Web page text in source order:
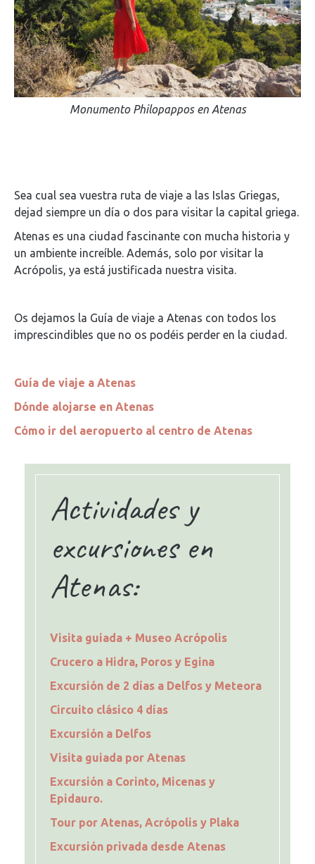
Monumento Philopappos en Atenas
Sea cual sea vuestra ruta de viaje a las Islas Griegas,
dejad siempre un día o dos para visitar la capital griega.
Atenas es una ciudad fascinante con mucha historia y
un ambiente increíble. Además, solo por visitar la
Acrópolis, ya está justificada nuestra visita.
Os dejamos la Guía de viaje a Atenas con todos los
imprescindibles que no os podéis perder en la ciudad.
Guía de viaje a Atenas
Dónde alojarse en Atenas
Cómo ir del aeropuerto al centro de Atenas
Actividades y
excursiones en
Atenas:
Visita guiada + Museo Acrópolis
Crucero a Hidra, Poros y Egina
Excursión de 2 días a Delfos y Meteora
Circuito clásico 4 días
Excursión a Delfos
Visita guiada por Atenas
Excursión a Corinto, Micenas y
Epidauro.
Tour por Atenas, Acrópolis y Plaka
Excursión privada desde Atenas